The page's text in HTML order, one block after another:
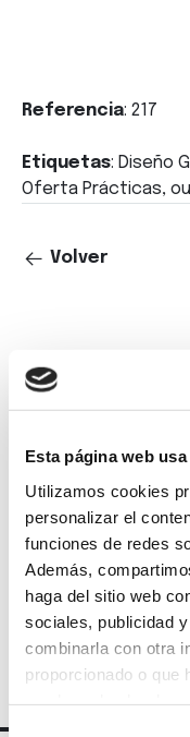
Esta página web
Utilizamos cookies
personalizar el
funciones de redes
Además,
haga del sitio web
sociales, publicidad
combinarla con otra
proporcionado o que
Selección
Referencia: 217
Etiquetas: Diseño
Oferta Prácticas,
Volver